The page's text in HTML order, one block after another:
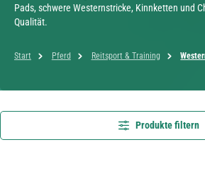
Pads, schwere Westernstricke, Kinnketten und
Qualität.
Start Pferd Reitsport & Training
Produkte filtern